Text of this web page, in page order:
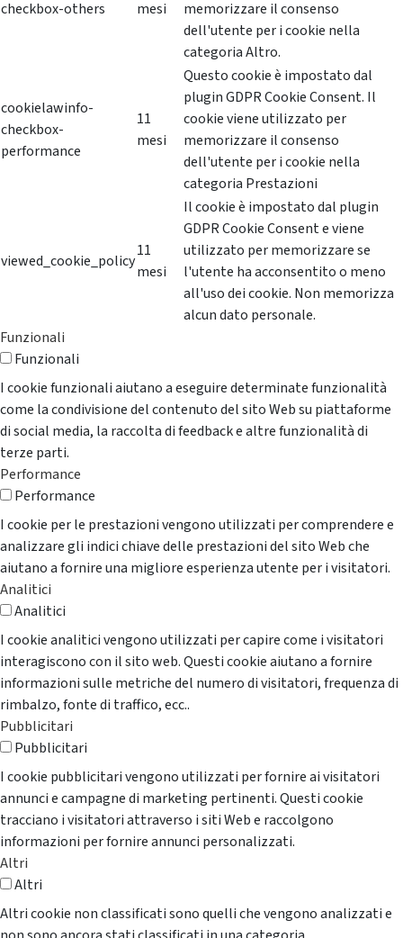
checkbox-others
mesi
memorizzare il consenso
dell'utente per i cookie nella
categoria Altro.
cookielawinfo-
checkbox-
performance
11
mesi
Questo cookie è impostato dal
plugin GDPR Cookie Consent. Il
cookie viene utilizzato per
memorizzare il consenso
dell'utente per i cookie nella
categoria Prestazioni
viewed_cookie_policy
11
mesi
Il cookie è impostato dal plugin
GDPR Cookie Consent e viene
utilizzato per memorizzare se
l'utente ha acconsentito o meno
all'uso dei cookie. Non memorizza
alcun dato personale.
Funzionali
Funzionali
I cookie funzionali aiutano a eseguire determinate funzionalità
come la condivisione del contenuto del sito Web su piattaforme
di social media, la raccolta di feedback e altre funzionalità di
terze parti.
Performance
Performance
I cookie per le prestazioni vengono utilizzati per comprendere e
analizzare gli indici chiave delle prestazioni del sito Web che
aiutano a fornire una migliore esperienza utente per i visitatori.
Analitici
Analitici
I cookie analitici vengono utilizzati per capire come i visitatori
interagiscono con il sito web. Questi cookie aiutano a fornire
informazioni sulle metriche del numero di visitatori, frequenza di
rimbalzo, fonte di traffico, ecc..
Pubblicitari
Pubblicitari
I cookie pubblicitari vengono utilizzati per fornire ai visitatori
annunci e campagne di marketing pertinenti. Questi cookie
tracciano i visitatori attraverso i siti Web e raccolgono
informazioni per fornire annunci personalizzati.
Altri
Altri
Altri cookie non classificati sono quelli che vengono analizzati e